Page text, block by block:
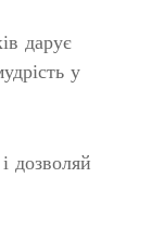
дарує
у
дозволяй